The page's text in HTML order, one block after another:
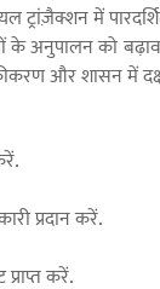
में
के अनुपालन को
और शासन में दक्षता
प्रदान करें.
करें.